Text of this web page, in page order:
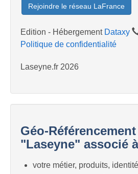
Rejoindre le réseau LaFrance
Edition - Hébergement Dataxy
Politique de confidentialité
Laseyne.fr 2026
Géo-
"Laseyne" associé
votre métier, produits,